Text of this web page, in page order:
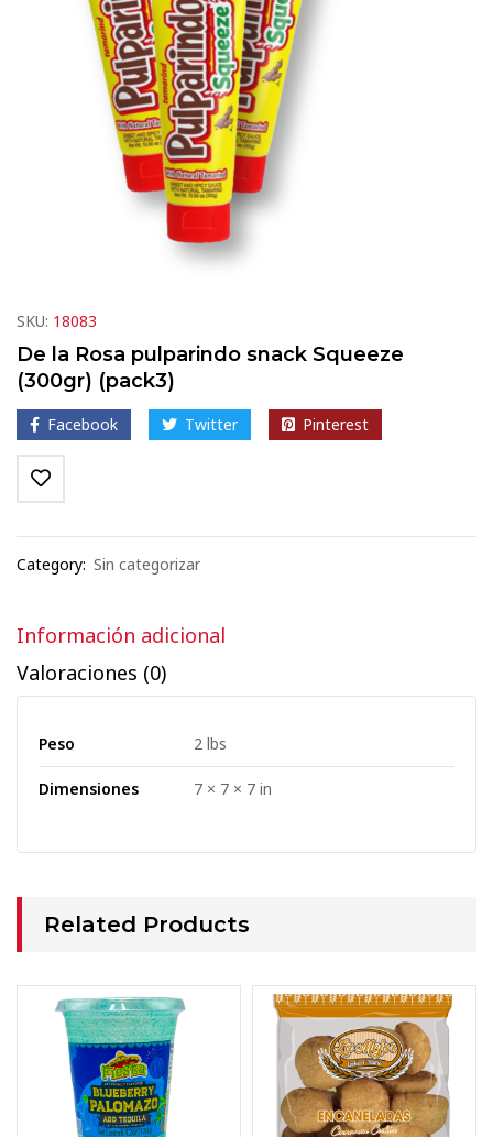
SKU: 18083
De la Rosa pulparindo snack Squeeze
(300gr) (pack3)
Facebook Twitter Pinterest
Category: Sin categorizar
Información adicional
Valoraciones (0)
Peso 2 lbs
Dimensiones 7 × 7 × 7 in
Related Products